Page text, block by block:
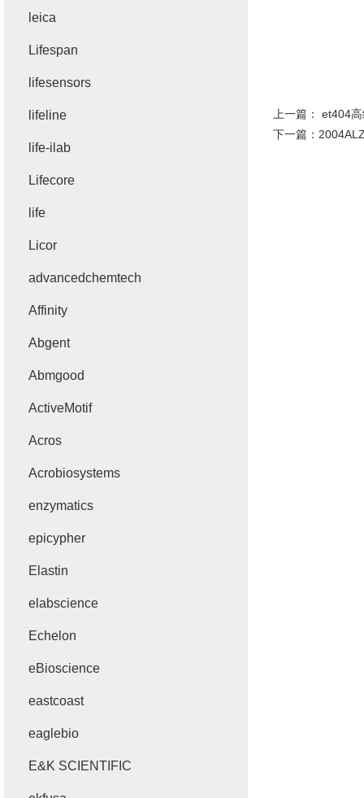
上一篇： et404
下一篇：
leica
Lifespan
lifesensors
lifeline
life-ilab
Lifecore
life
Licor
advancedchemtech
Affinity
Abgent
Abmgood
ActiveMotif
Acros
Acrobiosystems
enzymatics
epicypher
Elastin
elabscience
Echelon
eBioscience
eastcoast
eaglebio
E&K SCIENTIFIC